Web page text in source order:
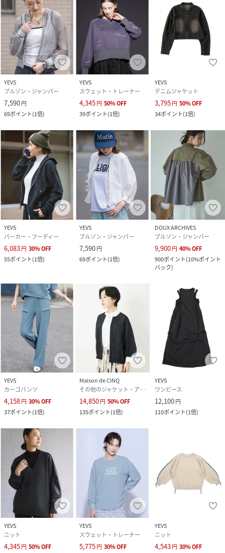
サイズ
品番
NR7355_yk5zp017
yk5zp017-GN3-1 NR7355
YEVS
ブルゾン・ジャンパー
7,590円
69ポイント(1倍)
YEVS
スウェット・トレーナー
4,345円 50%OFF
39ポイント(1倍)
YEVS
デニムジャケット
3,795円 50%OFF
34ポイント(1倍)
YEVS
パーカー・フーディー
6,083円 30%OFF
55ポイント(1倍)
YEVS
ブルゾン・ジャンパー
7,590円
69ポイント(1倍)
DOUX ARCHIVES
ブルゾン・ジャンパー
9,900円 40%OFF
900ポイント(10%ポイント
バック)
YEVS
カーゴパンツ
4,158円 30%OFF
37ポイント(1倍)
Maison de CINQ
その他のジャケット・アウター
14,850円 50%OFF
135ポイント(1倍)
YEVS
ワンピース
12,100円
110ポイント(1倍)
YEVS
ニット
4,345円 50%OFF
YEVS
スウェット・トレーナー
5,775円 30%OFF
YEVS
ニット
4,543円 30%OFF